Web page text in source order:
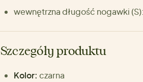
wewnętrzna długość nogawki
Szczegóły produktu
Kolor: czarna